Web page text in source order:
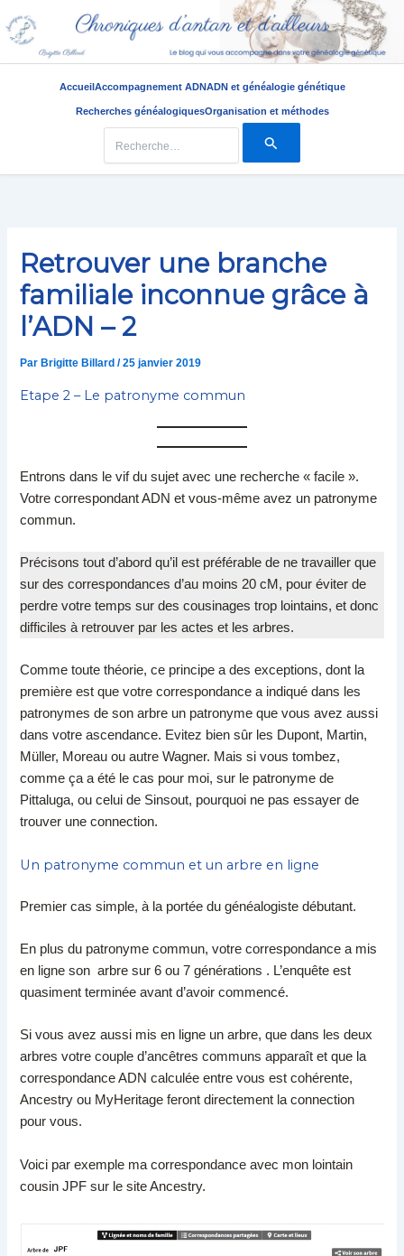
AccueilAccompagnement ADNADN et généalogie génétique
Recherches généalogiquesOrganisation et méthodes
Rechercher :
Retrouver une branche
familiale inconnue grâce à
l’ADN – 2
Par Brigitte Billard/25 janvier 2019
Etape 2 – Le patronyme commun
Entrons dans le vif du sujet avec une recherche « facile ».
Votre correspondant ADN et vous-même avez un patronyme
commun.
Précisons tout d’abord qu’il est préférable de ne travailler que
sur des correspondances d’au moins 20 cM, pour éviter de
perdre votre temps sur des cousinages trop lointains, et donc
difficiles à retrouver par les actes et les arbres.
Comme toute théorie, ce principe a des exceptions, dont la
première est que votre correspondance a indiqué dans les
patronymes de son arbre un patronyme que vous avez aussi
dans votre ascendance. Evitez bien sûr les Dupont, Martin,
Müller, Moreau ou autre Wagner. Mais si vous tombez,
comme ça a été le cas pour moi, sur le patronyme de
Pittaluga, ou celui de Sinsout, pourquoi ne pas essayer de
trouver une connection.
Un patronyme commun et un arbre en ligne
Premier cas simple, à la portée du généalogiste débutant.
En plus du patronyme commun, votre correspondance a mis
en ligne son arbre sur 6 ou 7 générations . L’enquête est
quasiment terminée avant d’avoir commencé.
Si vous avez aussi mis en ligne un arbre, que dans les deux
arbres votre couple d’ancêtres communs apparaît et que la
correspondance ADN calculée entre vous est cohérente,
Ancestry ou MyHeritage feront directement la connection
pour vous.
Voici par exemple ma correspondance avec mon lointain
cousin JPF sur le site Ancestry.